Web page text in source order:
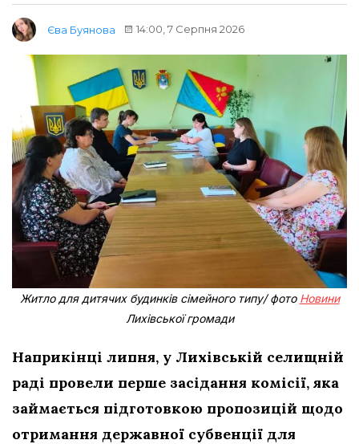
Єва Буянова 14:00, 7 Серпня 2026
Житло для дитячих будинків сімейного типу/ фото Новини
Лихівської громади
Наприкінці липня, у Лихівській селищній
раді провели перше засідання комісії, яка
займається підготовкою пропозицій щодо
отримання державної субвенції для